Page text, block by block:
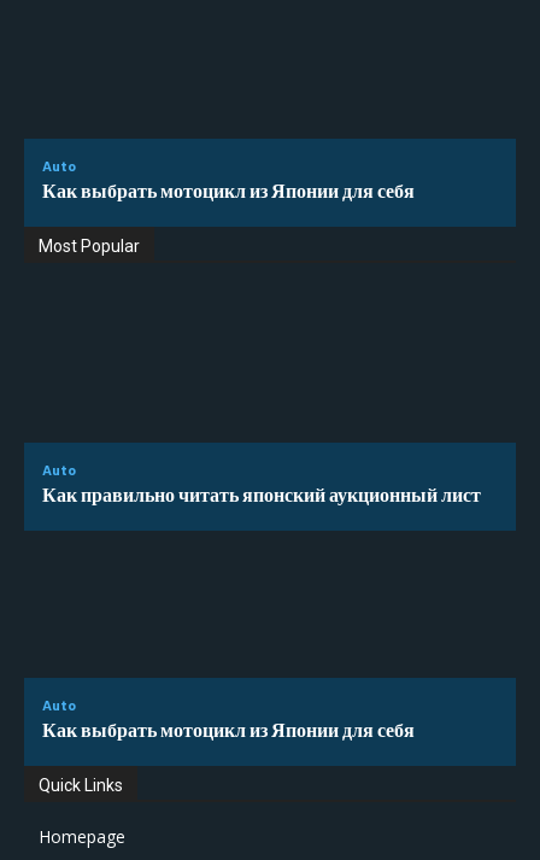
Auto
Как выбрать мотоцикл из Японии для себя
Most Popular
Auto
Как правильно читать японский аукционный лист
Auto
Как выбрать мотоцикл из Японии для себя
Quick Links
Homepage